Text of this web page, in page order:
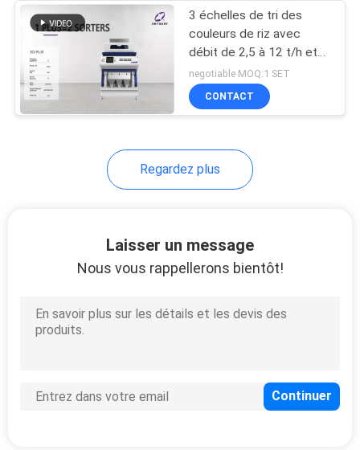
de couleur
Trieuse de couleur
de minerai
3 échelles de tri des
couleurs de riz avec
débit de 2,5 à 12 t/h et
source lumineuse LED
negotiable MOQ:1 SET
CONTACT
Regardez plus
Laisser un message
Nous vous rappellerons bientôt!